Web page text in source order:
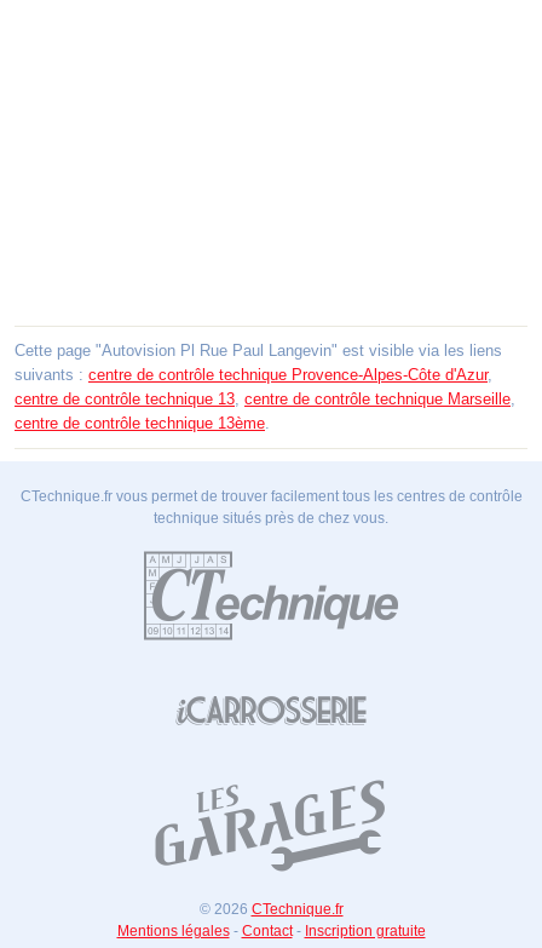
Cette page "Autovision Pl Rue Paul Langevin" est visible via les liens
suivants : centre de contrôle technique Provence-Alpes-Côte d'Azur,
centre de contrôle technique 13 centre de contrôle technique Marseille
centre de contrôle technique 13ème
CTechnique.fr vous permet de trouver facilement tous les centres de contrôle
technique situés près de chez vous.
© 2026 CTechnique.fr
Mentions légales- Contact- Inscription gratuite